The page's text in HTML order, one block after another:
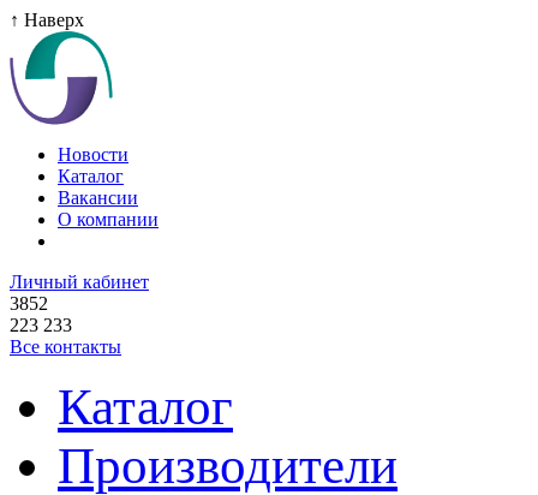
↑ Наверх
Новости
Каталог
Вакансии
О компании
Личный кабинет
3852
223 233
Все контакты
Каталог
Производители